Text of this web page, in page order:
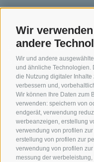
Wir
andere
Wir und andere ausgewählte
und ähnliche Technologien.
die Nutzung digitaler
verbessern und,
Wir können Ihre Daten zum
verwenden: speichern von
endgerät, verwendung
werbeanzeigen, erstellung
verwendung von profilen
erstellung von profilen zur
verwendung von profilen
messung der
BIKEHOTELS
SÜDTIROL
Hotels & Pakete
Urlaubspakete
Unsere Gutscheine
Hot Deals
Bike & Work